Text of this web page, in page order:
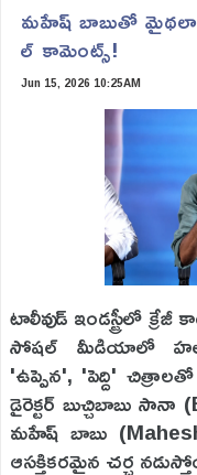
మహేష్ బాబుతో
ల్ కామెంట్స్!
Jun 15, 2026 10:25AM
టాలీవుడ్ ఇండస్ట్రీలో
సోషల్ మీడియాలో
'ఉప్పెన', 'పెద్ది' చిత్రాలతో
డైరెక్టర్ బుచ్చిబాబు
మహేష్ బాబు
ఆసక్తికరమైన చర్చ